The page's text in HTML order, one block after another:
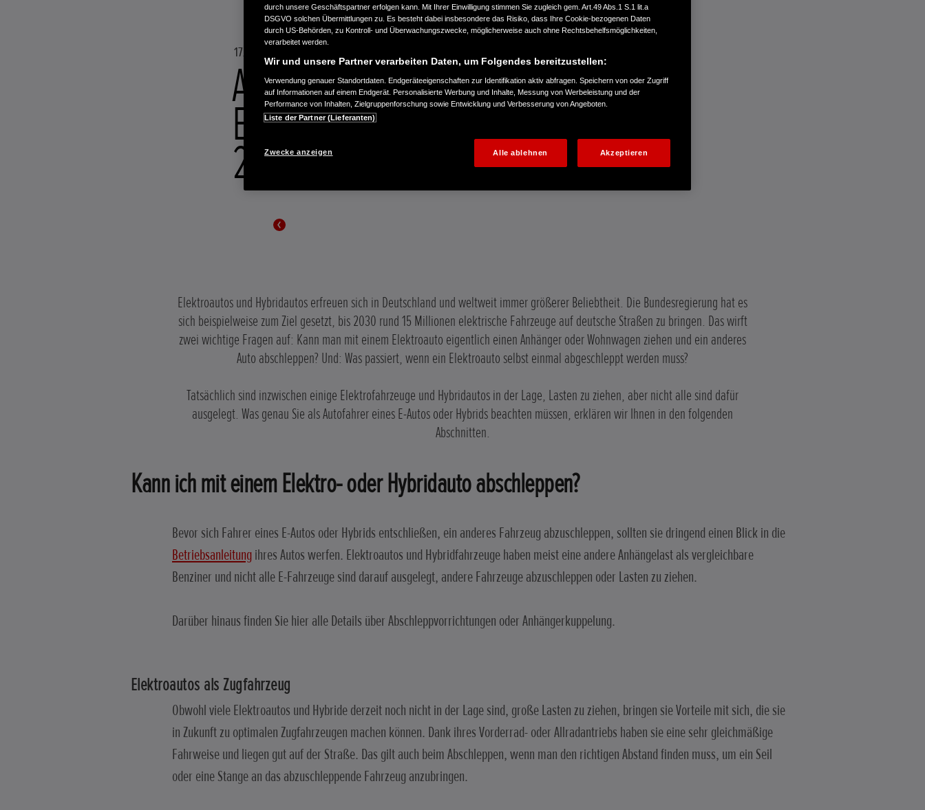
17.05.23
ABSCHLEPPEN MIT EINEM
ELEKTRO- ODER HYBRID-AUTO
2023
Elektroautos und Hybridautos erfreuen sich in Deutschland und weltweit immer größerer Beliebtheit. Die Bundesregierung hat es
sich beispielweise zum Ziel gesetzt, bis 2030 rund 15 Millionen elektrische Fahrzeuge auf deutsche Straßen zu bringen. Das wirft
zwei wichtige Fragen auf: Kann man mit einem Elektroauto eigentlich einen Anhänger oder Wohnwagen ziehen und ein anderes
Auto abschleppen? Und: Was passiert, wenn ein Elektroauto selbst einmal abgeschleppt werden muss?
Tatsächlich sind inzwischen einige Elektrofahrzeuge und Hybridautos in der Lage, Lasten zu ziehen, aber nicht alle sind dafür
ausgelegt. Was genau Sie als Autofahrer eines E-Autos oder Hybrids beachten müssen, erklären wir Ihnen in den folgenden
Abschnitten.
Kann ich mit einem Elektro- oder Hybridauto abschleppen?
Bevor sich Fahrer eines E-Autos oder Hybrids entschließen, ein anderes Fahrzeug abzuschleppen, sollten sie dringend einen Blick in die
Betriebsanleitungihres Autos werfen. Elektroautos und Hybridfahrzeuge haben meist eine andere Anhängelast als vergleichbare
Benziner und nicht alle E-Fahrzeuge sind darauf ausgelegt, andere Fahrzeuge abzuschleppen oder Lasten zu ziehen.
Darüber hinaus finden Sie hier alle Details über Abschleppvorrichtungen oder Anhängerkuppelung.
Elektroautos als Zugfahrzeug
Obwohl viele Elektroautos und Hybride derzeit noch nicht in der Lage sind, große Lasten zu ziehen, bringen sie Vorteile mit sich, die sie
in Zukunft zu optimalen Zugfahrzeugen machen können. Dank ihres Vorderrad- oder Allradantriebs haben sie eine sehr gleichmäßige
Fahrweise und liegen gut auf der Straße. Das gilt auch beim Abschleppen, wenn man den richtigen Abstand finden muss, um ein Seil
oder eine Stange an das abzuschleppende Fahrzeug anzubringen.
durch unsere Geschäftspartner erfolgen kann. Mit Ihrer Einwilligung stimmen Sie zugleich gem. Art.49 Abs.1 S.1 lit.a
DSGVO solchen Übermittlungen zu. Es besteht dabei insbesondere das Risiko, dass Ihre Cookie-bezogenen Daten
durch US-Behörden, zu Kontroll- und Überwachungszwecke, möglicherweise auch ohne Rechtsbehelfsmöglichkeiten,
verarbeitet werden.
Wir und unsere Partner verarbeiten Daten, um Folgendes bereitzustellen:
Verwendung genauer Standortdaten. Endgeräteeigenschaften zur Identifikation aktiv abfragen. Speichern von oder Zugriff
auf Informationen auf einem Endgerät. Personalisierte Werbung und Inhalte, Messung von Werbeleistung und der
Performance von Inhalten, Zielgruppenforschung sowie Entwicklung und Verbesserung von Angeboten.
Liste der Partner (Lieferanten)
Zwecke anzeigen Alle ablehnen Akzeptieren